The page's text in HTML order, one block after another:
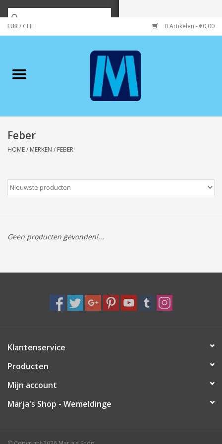
EUR/ CHF 0 Artikelen - €0,00
Merken
Wonen/koken/huishouden
Wenskaarten
Tassen/Portemonnee
Boeken
Speelgoed & hobby
Cadeau & feest
Contact/Locatie
Feber
HOME/ MERKEN / FEBER
Geen producten gevonden!...
Klantenservice
Producten
Mijn account
Marja's Shop - Wemeldinge